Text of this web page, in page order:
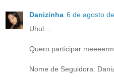
Danizinha 6 de agosto
Uhul....
Quero participar
Nome de Seguidora: